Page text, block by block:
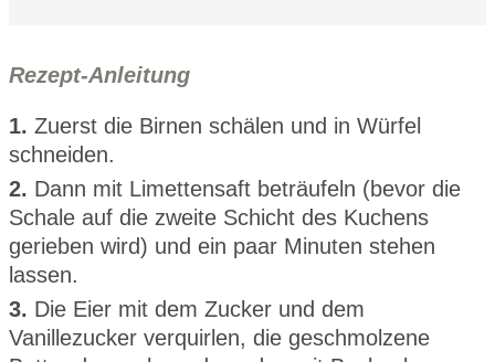
Rezept-Anleitung
1. Zuerst die Birnen schälen und in Würfel
schneiden.
2. Dann mit Limettensaft beträufeln (bevor die
Schale auf die zweite Schicht des Kuchens
gerieben wird) und ein paar Minuten stehen
lassen.
3. Die Eier mit dem Zucker und dem
Vanillezucker verquirlen, die geschmolzene